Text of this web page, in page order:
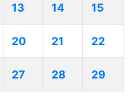
13 14 15
20 21 22
27 28 29